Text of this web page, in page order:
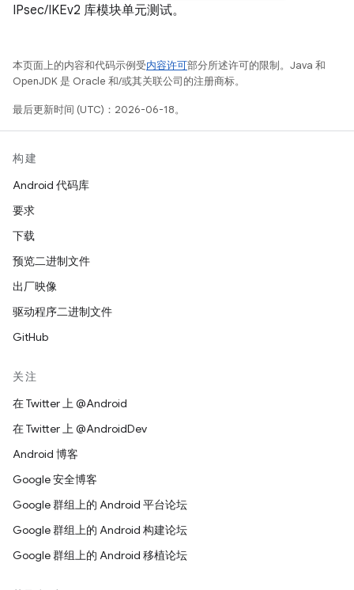
IPsec/IKEv2 库模块单元测试。
本页面上的内容和代码示例受内容许可部分所述许可的限制。Java 和
OpenJDK 是 Oracle 和/或其关联公司的注册商标。
最后更新时间 (UTC)：2026-06-18。
构建
Android 代码库
要求
下载
预览二进制文件
出厂映像
驱动程序二进制文件
GitHub
关注
在 Twitter 上 @Android
在 Twitter 上 @AndroidDev
Android 博客
Google 安全博客
Google 群组上的 Android 平台论坛
Google 群组上的 Android 构建论坛
Google 群组上的 Android 移植论坛